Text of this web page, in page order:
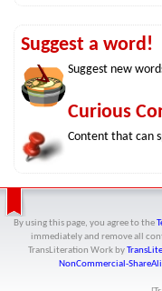
Suggest a word!
Suggest new
Curious
Content that can
By using this page, you agree to the
immediately and remove all
TransLiteration Workby
NonCommercial-